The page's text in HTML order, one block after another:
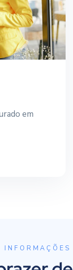
em
em
MAIS